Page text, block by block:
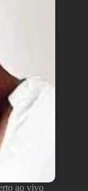
ao vivo